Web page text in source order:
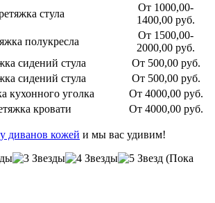
стула
От 1000,00-
1400,00 руб.
полукресла
От 1500,00-
2000,00 руб.
сидений стула
От 500,00 руб.
сидений стула
От 500,00 руб.
кухонного уголка
От 4000,00 руб.
кровати От 4000,00 руб.
диванов кожей и мы вас удивим!
(Пока